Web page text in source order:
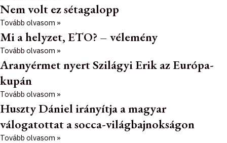
Nem volt ez sétagalopp
Tovább olvasom »
Mi a helyzet, ETO? – vélemény
Tovább olvasom »
Aranyérmet nyert Szilágyi Erik az Európa-
kupán
Tovább olvasom »
Huszty Dániel irányítja a magyar
válogatottat a socca-világbajnokságon
Tovább olvasom »